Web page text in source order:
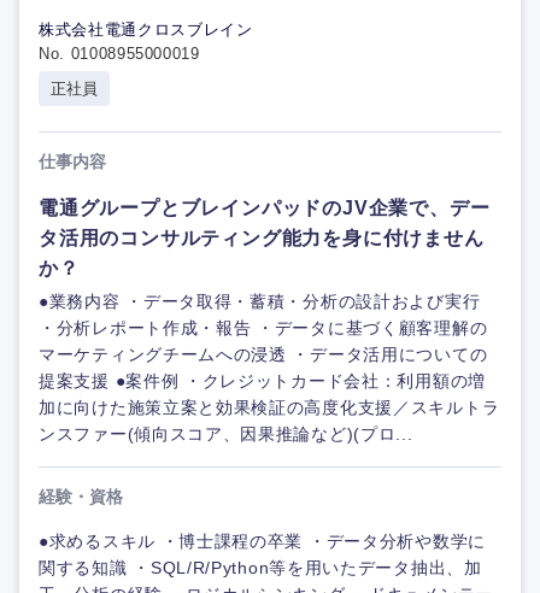
株式会社電通クロスブレイン
No. 01008955000019
正社員
仕事内容
電通グループとブレインパッドのJV企業で、デー
タ活用のコンサルティング能力を身に付けません
か？
●業務内容 ・データ取得・蓄積・分析の設計および実行
・分析レポート作成・報告 ・データに基づく顧客理解の
マーケティングチームへの浸透 ・データ活用についての
提案支援 ●案件例 ・クレジットカード会社：利用額の増
加に向けた施策立案と効果検証の高度化支援／スキルトラ
ンスファー(傾向スコア、因果推論など)(プロ...
経験・資格
●求めるスキル ・博士課程の卒業 ・データ分析や数学に
関する知識 ・SQL/R/Python等を用いたデータ抽出、加